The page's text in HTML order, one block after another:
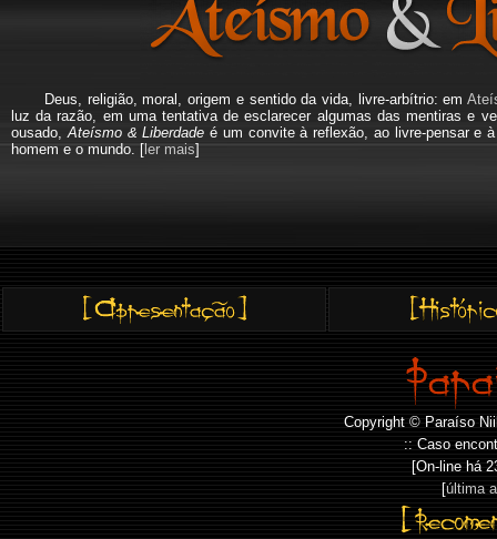
Deus, religião, moral, origem e sentido da vida, livre-arbítrio: em
luz da razão, em uma tentativa de esclarecer algumas das mentiras e
ousado, Ateísmo & Liberdade é um convite à reflexão, ao livre-pensar e
homem e o mundo. [ler mais]
Copyright © Paraíso
:: Caso
[On-line há
[última